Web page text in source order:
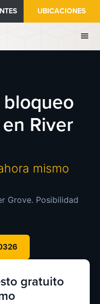
UBICACIONES
River
mismo
Grove. Posibilidad
gratuito